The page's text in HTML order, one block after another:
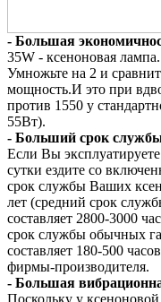
- Большая
35W - ксеноновая
Умножьте на 2 и
мощность.И это при
против 1550 у
55Вт).
- Больший срок
Если Вы
сутки ездите со
срок службы Ваших
лет (средний срок
составляет 2800-3000
срок службы обычных
составляет 180-500
фирмы-производителя.
- Большая
Поскольку у